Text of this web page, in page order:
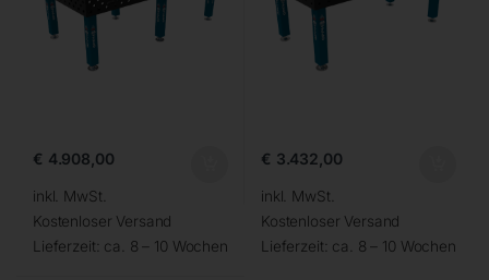
€ 4.908,00
inkl. MwSt.
Kostenloser Versand
Lieferzeit: ca. 8 – 10 Wochen
€ 3.432,00
inkl. MwSt.
Kostenloser Versand
Lieferzeit: ca. 8 – 10 Wochen